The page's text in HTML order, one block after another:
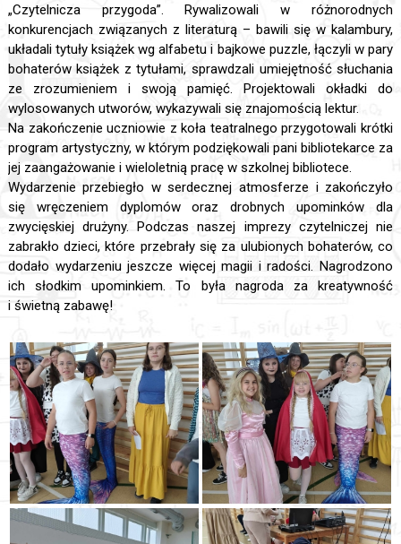
„Czytelnicza przygoda”. Rywalizowali w różnorodnych
konkurencjach związanych z literaturą – bawili się w kalambury,
układali tytuły książek wg alfabetu i bajkowe puzzle, łączyli w pary
bohaterów książek z tytułami, sprawdzali umiejętność słuchania
ze zrozumieniem i swoją pamięć. Projektowali okładki do
wylosowanych utworów, wykazywali się znajomością lektur.
Na zakończenie uczniowie z koła teatralnego przygotowali krótki
program artystyczny, w którym podziękowali pani bibliotekarce za
jej zaangażowanie i wieloletnią pracę w szkolnej bibliotece.
Wydarzenie przebiegło w serdecznej atmosferze i zakończyło
się wręczeniem dyplomów oraz drobnych upominków dla
zwycięskiej drużyny. Podczas naszej imprezy czytelniczej nie
zabrakło dzieci, które przebrały się za ulubionych bohaterów, co
dodało wydarzeniu jeszcze więcej magii i radości. Nagrodzono
ich słodkim upominkiem. To była nagroda za kreatywność
i świetną zabawę!